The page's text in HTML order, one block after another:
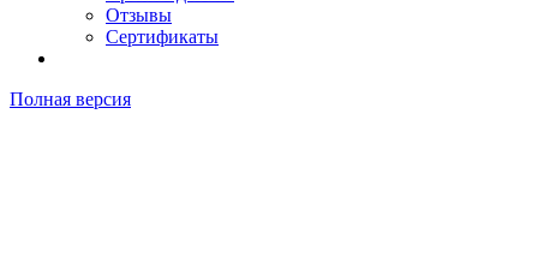
Отзывы
Сертификаты
Полная версия